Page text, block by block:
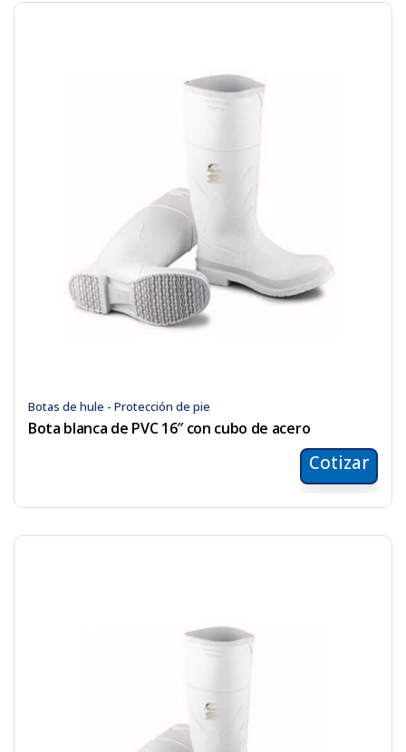
Botas de hule - Protección de pie
Bota blanca de PVC 16″ con cubo de acero
Cotizar